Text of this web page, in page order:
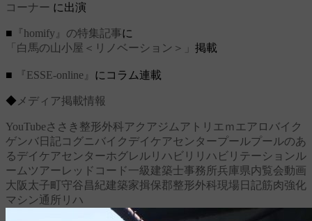
コーナー に出演
■ 『homify』の特集記事に
「白馬の山小屋＜リノベーション＞」 掲載
■ 『ESSE-online』 にコラム連載
◆ メディア掲載情報
YouTubeささき整形外科アクアジム アトリエｍ エアロバイク
ゲンバ日記コグニバイク デイケアセンタープールプールのあ
るデイケアセンターホグレル リハビリ リハビリテーションル
ームツアーレッドコード一級建築士事務所兵庫県内覧会動画
大阪太子町守谷昌紀建築家揖保郡整形外科現場日記筋肉強化
マシン通所リハ